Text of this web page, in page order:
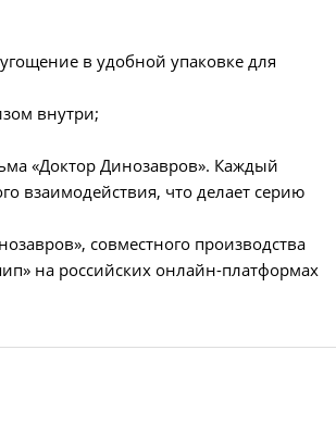
в удобной упаковке для
внутри;
«Доктор Динозавров». Каждый
взаимодействия, что делает серию
совместного производства
на российских онлайн-платформах